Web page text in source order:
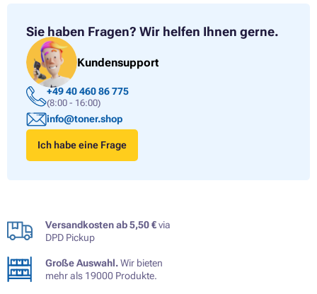
Sie haben Fragen? Wir helfen Ihnen gerne.
Kundensupport
+49 40 460 86 775
(8:00 - 16:00)
info@toner.shop
Ich habe eine Frage
Versandkosten ab 5,50 €via
DPD Pickup
Große Auswahl.Wir bieten
mehr als 19000 Produkte.